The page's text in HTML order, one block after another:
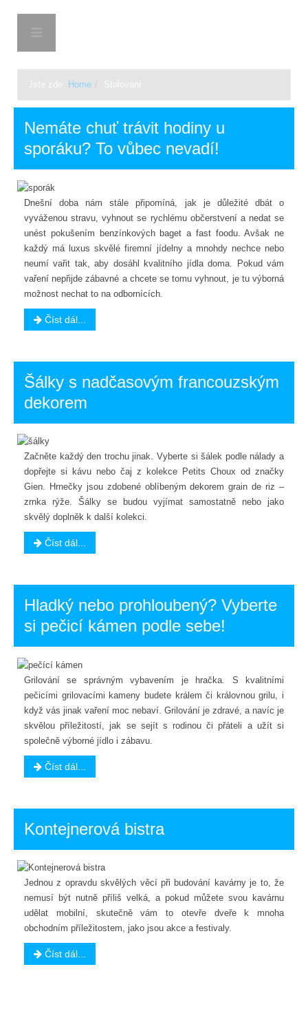
Jste zde: Home Stolování
Nemáte chuť trávit hodiny u
sporáku? To vůbec nevadí!
Dnešní doba nám stále připomíná, jak je důležité dbát o
vyváženou stravu, vyhnout se rychlému občerstvení a nedat se
unést pokušením benzínkových baget a fast foodu. Avšak ne
každý má luxus skvělé firemní jídelny a mnohdy nechce nebo
neumí vařit tak, aby dosáhl kvalitního jídla doma. Pokud vám
vaření nepřijde zábavné a chcete se tomu vyhnout, je tu výborná
možnost nechat to na odbornících.
Číst dál...
Šálky s nadčasovým francouzským
dekorem
Začněte každý den trochu jinak. Vyberte si šálek podle nálady a
dopřejte si kávu nebo čaj z kolekce Petits Choux od značky
Gien. Hrnečky jsou zdobené oblíbeným dekorem grain de riz –
zrnka rýže. Šálky se budou vyjímat samostatně nebo jako
skvělý doplněk k další kolekci.
Číst dál...
Hladký nebo prohloubený? Vyberte
si pečicí kámen podle sebe!
Grilování se správným vybavením je hračka. S kvalitními
pečicími grilovacími kameny budete králem či královnou grilu, i
když vás jinak vaření moc nebaví. Grilování je zdravé, a navíc je
skvělou příležitostí, jak se sejít s rodinou či přáteli a užít si
společně výborné jídlo i zábavu.
Číst dál...
Kontejnerová bistra
Jednou z opravdu skvělých věcí při budování kavárny je to, že
nemusí být nutně příliš velká, a pokud můžete svou kavárnu
udělat mobilní, skutečně vám to otevře dveře k mnoha
obchodním příležitostem, jako jsou akce a festivaly.
Číst dál...